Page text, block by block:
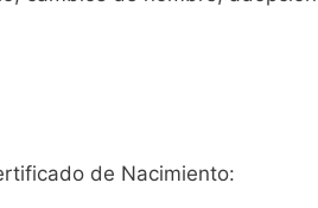
de Nacimiento: